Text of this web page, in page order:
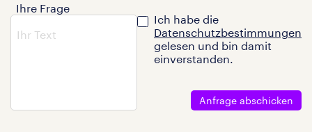
Ihre Frage
Ich habe die
Datenschutzbestimmungen
gelesen und bin damit
einverstanden.
Anfrage abschicken